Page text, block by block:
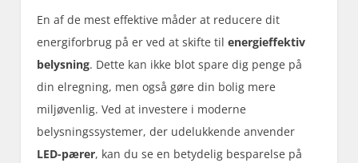
En af de mest effektive måder at reducere dit
energiforbrug på er ved at skifte tilenergieffektiv
belysning. Dette kan ikke blot spare dig penge på
din elregning, men også gøre din bolig mere
miljøvenlig. Ved at investere i moderne
belysningssystemer, der udelukkende anvender
LED-pærer, kan du se en betydelig besparelse på